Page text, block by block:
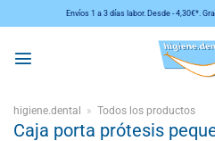
al
contenido
Envíos 1 a 3 días labor. Desde - 4,30€*.
higiene.dental » Todos los productos
Caja porta prótesis